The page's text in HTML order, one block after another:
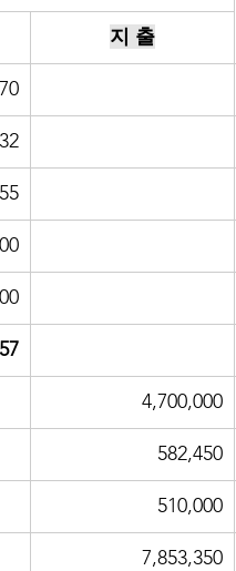
지 출
4,700,000
582,450
510,000
7,853,350